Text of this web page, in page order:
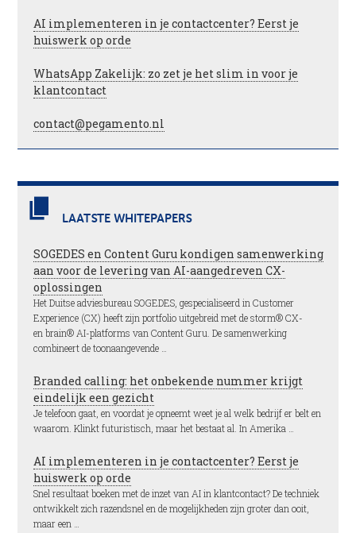
AI implementeren in je contactcenter? Eerst je
huiswerk op orde
WhatsApp Zakelijk: zo zet je het slim in voor je
klantcontact
contact@pegamento.nl
LAATSTE WHITEPAPERS
SOGEDES en Content Guru kondigen samenwerking
aan voor de levering van AI-aangedreven CX-
oplossingen
Het Duitse adviesbureau SOGEDES, gespecialiseerd in Customer
Experience (CX) heeft zijn portfolio uitgebreid met de storm® CX-
en brain® AI-platforms van Content Guru. De samenwerking
combineert de toonaangevende …
Branded calling: het onbekende nummer krijgt
eindelijk een gezicht
Je telefoon gaat, en voordat je opneemt weet je al welk bedrijf er belt en
waarom. Klinkt futuristisch, maar het bestaat al. In Amerika …
AI implementeren in je contactcenter? Eerst je
huiswerk op orde
Snel resultaat boeken met de inzet van AI in klantcontact? De techniek
ontwikkelt zich razendsnel en de mogelijkheden zijn groter dan ooit,
maar een …